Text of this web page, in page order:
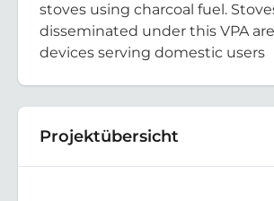
stoves using charcoal fuel.
disseminated under this VPA
devices serving domestic users
Projektübersicht